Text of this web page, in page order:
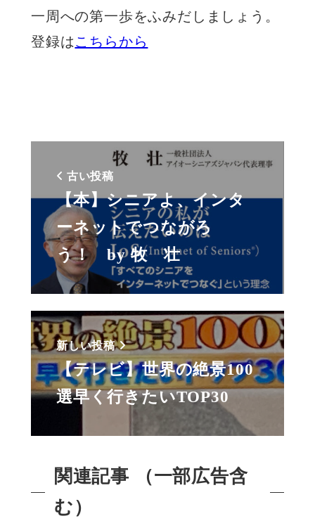
一周への第一歩をふみだしましょう。
登録はこちらから
古い投稿
【本】シニアよ、インタ
ーネットでつながろ
う！ by 牧 壮
新しい投稿
【テレビ】世界の絶景100
選早く行きたいTOP30
関連記事 （一部広告含
む）